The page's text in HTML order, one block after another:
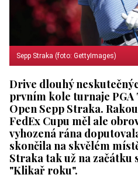
Sepp Straka (foto: GettyImages)
Drive dlouhý
prvním kole turnaje PGA
Open Sepp Straka.
FedEx Cupu měl ale
vyhozená rána
skončila na skvělém
Straka tak už na začátku
"Klikař roku".